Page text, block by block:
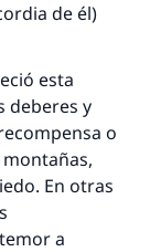
de él)
esta
deberes y
o
montañas,
En otras
a